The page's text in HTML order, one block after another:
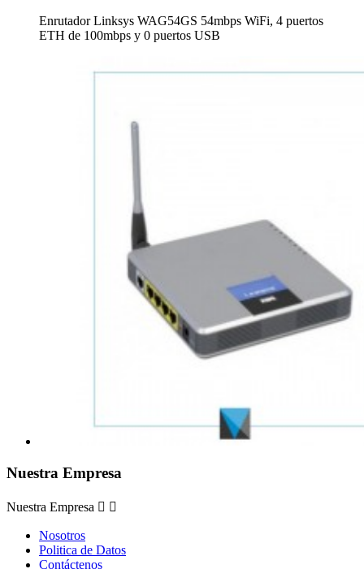
Enrutador Linksys WAG54GS 54mbps WiFi, 4 puertos
ETH de 100mbps y 0 puertos USB
Nuestra Empresa
Nuestra Empresa  
Nosotros
Politica de Datos
Contáctenos